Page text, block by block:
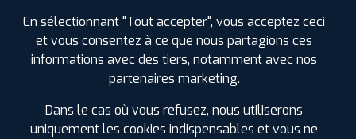
En sélectionnant "Tout accepter", vous acceptez ceci
et vous consentez à ce que nous partagions ces
informations avec des tiers, notamment avec nos
partenaires marketing.
Dans le cas où vous refusez, nous utiliserons
uniquement les cookies indispensables et vous ne